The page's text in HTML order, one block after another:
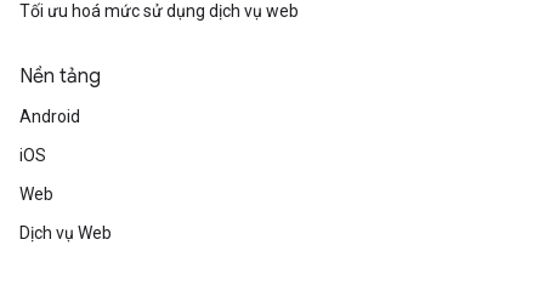
Tối ưu hoá mức sử dụng dịch vụ web
Nền tảng
Android
iOS
Web
Dịch vụ Web